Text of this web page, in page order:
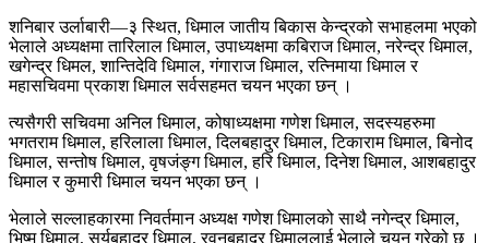
शनिबार उर्लाबारी—३ स्थित, धिमाल जातीय बिकास केन्द्रको सभाहलमा भएको
भेलाले अध्यक्षमा तारिलाल धिमाल, उपाध्यक्षमा कबिराज धिमाल, नरेन्द्र धिमाल,
खगेन्द्र धिमल, शान्तिदेवि धिमाल, गंगाराज धिमाल, रत्निमाया धिमाल र
महासचिवमा प्रकाश धिमाल सर्वसहमत चयन भएका छन् ।
त्यसैगरी सचिवमा अनिल धिमाल, कोषाध्यक्षमा गणेश धिमाल, सदस्यहरुमा
भगतराम धिमाल, हरिलाला धिमाल, दिलबहादुर धिमाल, टिकाराम धिमाल, बिनोद
धिमाल, सन्तोष धिमाल, वृषजंङ्ग धिमाल, हरि धिमाल, दिनेश धिमाल, आशबहादुर
धिमाल र कुमारी धिमाल चयन भएका छन् ।
भेलाले सल्लाहकारमा निवर्तमान अध्यक्ष गणेश धिमालको साथै नगेन्द्र धिमाल,
भिष्म धिमाल, सुर्यबहादुर धिमाल, रवनबहादुर धिमाललाई भेलाले चयन गरेको छ ।